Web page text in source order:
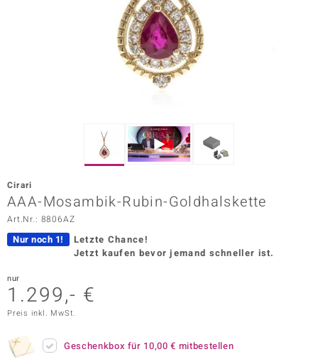
Vogue
Cirari
AAA-Mosambik-Rubin-Goldhalskette
Art.Nr.: 8806AZ
Nur noch 1!
Letzte Chance!
Jetzt kaufen bevor jemand schneller ist.
nur
1.299,- €
Preis inkl. MwSt.
Geschenkbox für 10,00 € mitbestellen